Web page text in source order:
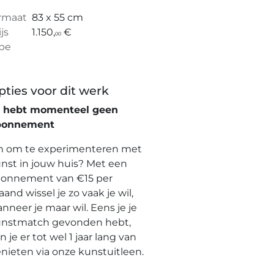
83 x 55 cm
1.150,00 €
voor dit werk
hebt momenteel geen
om te experimenteren met
in jouw huis? Met een
van €15 per
wissel je zo vaak je wil,
je maar wil. Eens je je
gevonden hebt,
je er tot wel 1 jaar lang van
via onze kunstuitleen.